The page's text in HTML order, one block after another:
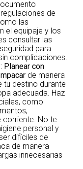
de
las
el equipaje y los
consultar las
para
complicaciones.
: Planear con
de manera
tu destino durante
adecuada. Haz
como
No te
personal y
difíciles de
de manera
innecesarias